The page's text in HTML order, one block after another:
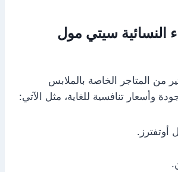
النسائية سيتي مول
من المتاجر الخاصة بالملابس
وأسعار تنافسية للغاية، مثل الآتي:
أوتفترز.